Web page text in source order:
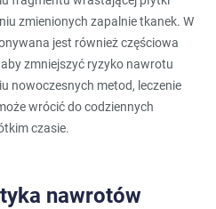
zmienionych zapalnie tkanek. W
jest również częściowa
zmniejszyć ryzyko nawrotu
nowoczesnych metod, leczenie
wrócić do codziennych
czasie.
nawrotów